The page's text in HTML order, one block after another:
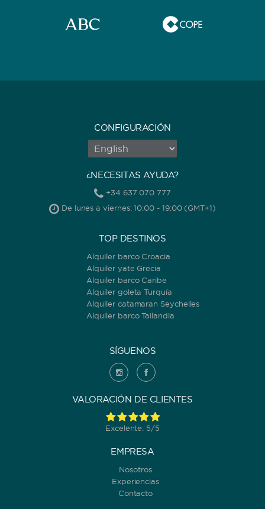
CONFIGURACIÓN
¿NECESITAS AYUDA?
+34 637 070 777
De lunes a viernes: 10:00 - 19:00 (GMT+1)
TOP DESTINOS
Alquiler barco Croacia
Alquiler yate Grecia
Alquiler barco Caribe
Alquiler goleta Turquía
Alquiler catamaran Seychelles
Alquiler barco Tailandia
SÍGUENOS
VALORACIÓN DE CLIENTES
Excelente: 5/5
EMPRESA
Nosotros
Experiencias
Contacto